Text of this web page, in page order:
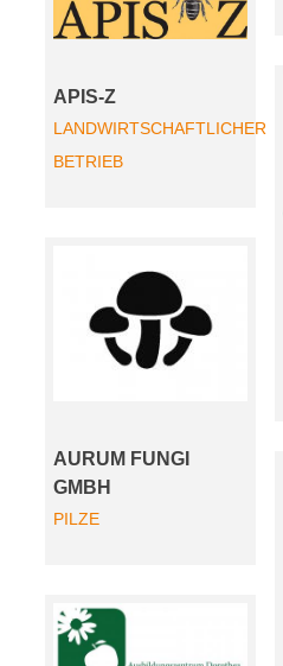
APIS-Z
LANDWIRTSCHAFTLICHER
BETRIEB
AURUM FUNGI
GMBH
PILZE